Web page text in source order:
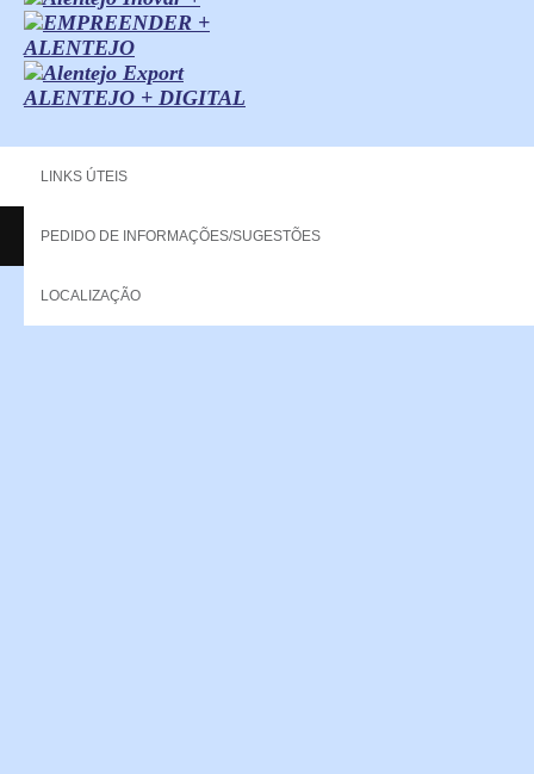
ALENTEJO + DIGITAL
LINKS ÚTEIS
PEDIDO DE INFORMAÇÕES/SUGESTÕES
LOCALIZAÇÃO
Copyright - 2013 NERPOR. All rights reserved.